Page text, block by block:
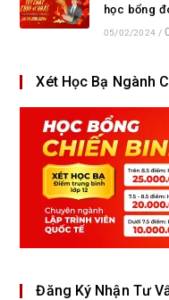
học bổng
05/02/2024 /
Xét Học Bạ Ngành
Đăng Ký Nhận Tư